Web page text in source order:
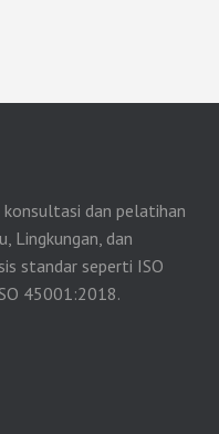
dan pelatihan
Lingkungan, dan
standar seperti ISO
45001:2018.